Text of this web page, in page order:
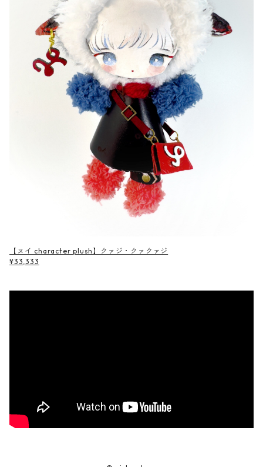
【ヌイ character plush】クァジ・クァクァジ
¥33,333